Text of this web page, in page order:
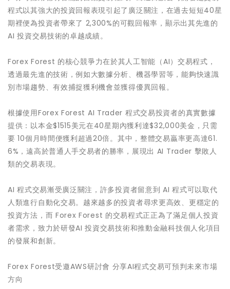
程式以其強大的投資回報表現引起了廣泛關注，在過去短短40星
期裡便為投資者帶來了 2,300%的可觀回報率，顯示出其先進的
AI 投資交易技術的卓越成績。
Forex Forest 的核心競爭力在於其人工智能（AI）交易程式，
透過最先進的技術，例如大數據分析、機器學習等，能夠快速識
別市場趨勢、有效捕捉獲利機會並獲得優異回報。
根據使用Forex Forest AI Trader 程式交易投資者的真實數據
提供：以本金$1515美元在40星期內獲利達$32,000美金，只需
要 10個月時間便獲利超過20倍。其中，整體交易贏率更高達61.
6%，遠高於普通人手交易者的勝率，展現出 AI Trader 擊敗人
類的交易表現。
AI 程式交易漸受廣泛關注，許多投資者留意到 AI 程式可以取代
人類進行自動化交易。越來越多的投資者尋求更高效、更穩定的
投資方法，而 Forex Forest 的交易程式正正為了滿足個人投資
者需求，致力於研發AI 投資交易技術和推動金融科技個人化項目
的發展和創新。
Forex Forest受邀AWS研討會 分享AI程式交易可預判未來市場
方向